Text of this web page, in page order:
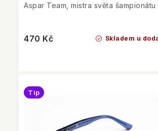
Skladem u
470 Kč
Aspar Team, mistra světa šampionátu
Tip